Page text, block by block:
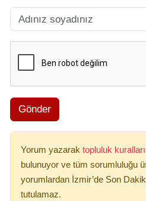
Gönder
Yorum yazarak topluluk
bulunuyor ve tüm sorumluluğu
yorumlardan İzmir’de Son
tutulamaz.